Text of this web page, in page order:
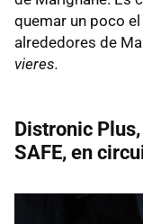
quemar un poco
alrededores de
vieres.
Distronic
SAFE, en